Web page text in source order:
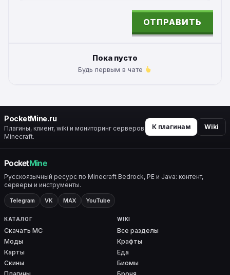
ОТПРАВИТЬ
Пока пусто
Будь первым в чате
PocketMine.ru
Плагины, клиент, wiki и мониторинг серверов
Minecraft.
К плагинам Wiki
Русскоязычный ресурс по Minecraft Bedrock, PE и Java: контент,
серверы и инструменты.
Telegram VK MAX YouTube
КАТАЛОГ
Скачать MC
Моды
Карты
Скины
WIKI
Все разделы
Крафты
Еда
Биомы